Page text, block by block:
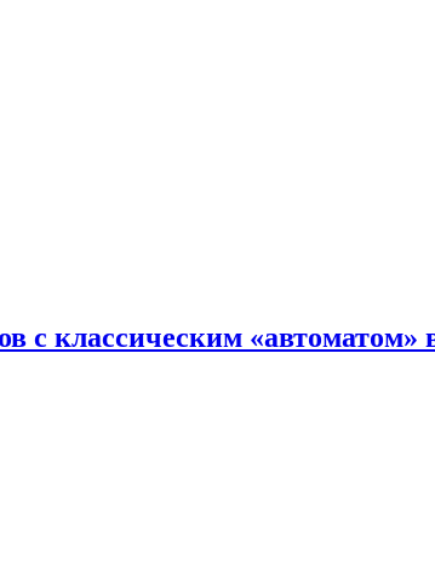
с классическим «автоматом»